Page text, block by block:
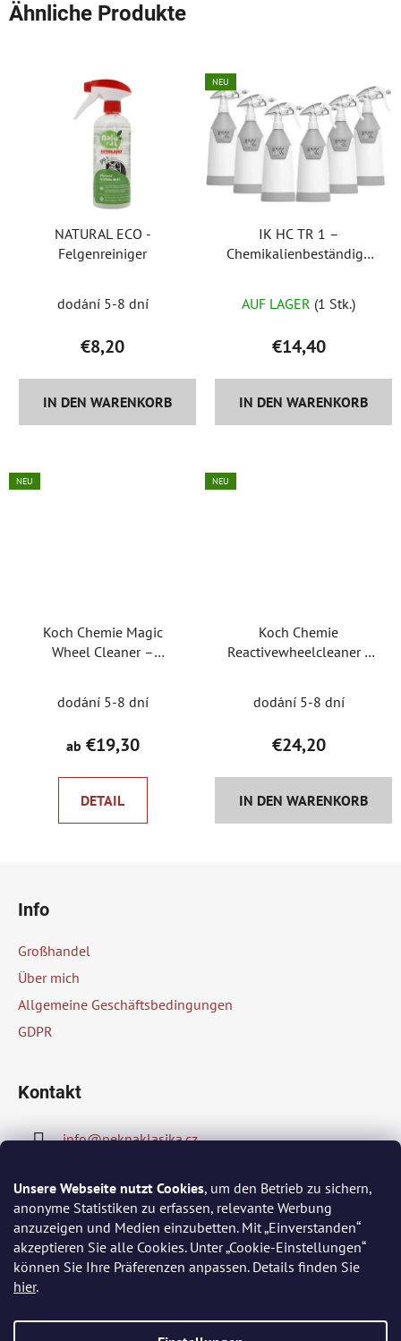
Unsere Webseite nutzt Cookies, um den Betrieb zu sichern,
anonyme Statistiken zu erfassen, relevante Werbung
anzuzeigen und Medien einzubetten. Mit „Einverstanden“
akzeptieren Sie alle Cookies. Unter „Cookie-Einstellungen“
können Sie Ihre Präferenzen anpassen. Details finden Sie
hier.
Ähnliche Produkte
NATURAL ECO -
Felgenreiniger
dodání 5-8 dní
€8,20
IN DEN WARENKORB
NEU
IK HC TR 1 –
Chemikalienbeständige
AUF LAGER (1 Stk.)
€14,40
IN DEN WARENKORB
NEU
Koch Chemie Magic
Wheel Cleaner –
dodání 5-8 dní
ab €19,30
DETAIL
NEU
Koch Chemie
Reactivewheelcleaner -
dodání 5-8 dní
€24,20
IN DEN WARENKORB
Info
Großhandel
Über mich
Allgemeine Geschäftsbedingungen
GDPR
Kontakt
info@peknaklasika.cz
778002430
Wir akzeptieren online-Zahlungen